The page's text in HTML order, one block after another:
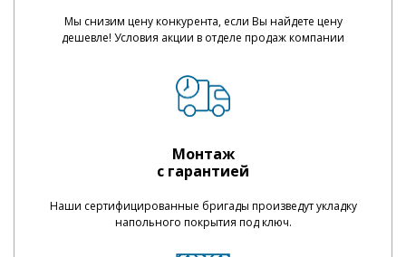
Мы снизим цену конкурента, если Вы найдете цену
дешевле! Условия акции в отделе продаж компании
Монтаж
с гарантией
Наши сертифицированные бригады произведут укладку
напольного покрытия под ключ.